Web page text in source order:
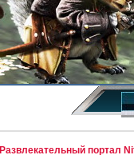
Развлекательный портал